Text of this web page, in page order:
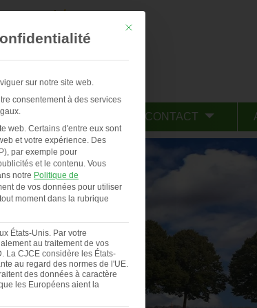
DE NOUS CONTACT
Mit diesem Button wird der Dialog
sur notre site web.
consentement à des services
web. Certains d'entre eux sont
et votre expérience. Des
par exemple pour
et le contenu. Vous
notre Politique de
de vos données pour utiliser
moment dans la rubrique
États-Unis. Par votre
au traitement de vos
La CJCE considère les États-
au regard des normes de l'UE.
des données à caractère
les Européens aient la